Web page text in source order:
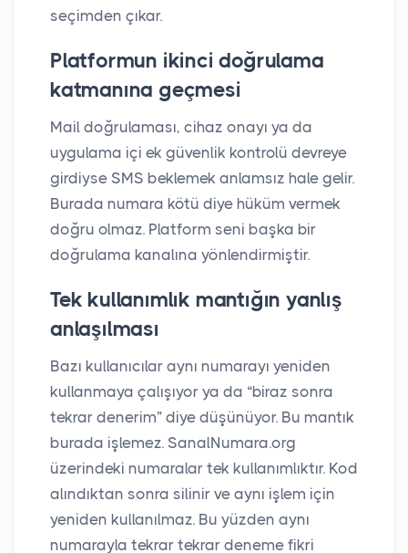
seçimden çıkar.
Platformun ikinci doğrulama
katmanına geçmesi
Mail doğrulaması, cihaz onayı ya da
uygulama içi ek güvenlik kontrolü devreye
girdiyse SMS beklemek anlamsız hale gelir.
Burada numara kötü diye hüküm vermek
doğru olmaz. Platform seni başka bir
doğrulama kanalına yönlendirmiştir.
Tek kullanımlık mantığın yanlış
anlaşılması
Bazı kullanıcılar aynı numarayı yeniden
kullanmaya çalışıyor ya da “biraz sonra
tekrar denerim” diye düşünüyor. Bu mantık
burada işlemez. SanalNumara.org
üzerindeki numaralar tek kullanımlıktır. Kod
alındıktan sonra silinir ve aynı işlem için
yeniden kullanılmaz. Bu yüzden aynı
numarayla tekrar tekrar deneme fikri